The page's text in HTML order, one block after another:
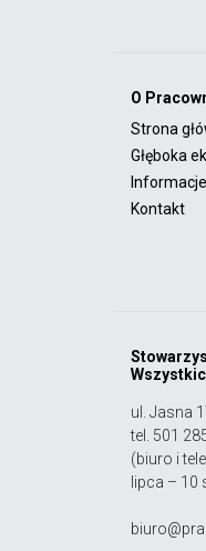
O
Strona
Głęboka
Kontakt
ul. Jasna
tel. 501
(biuro i
lipca – 10